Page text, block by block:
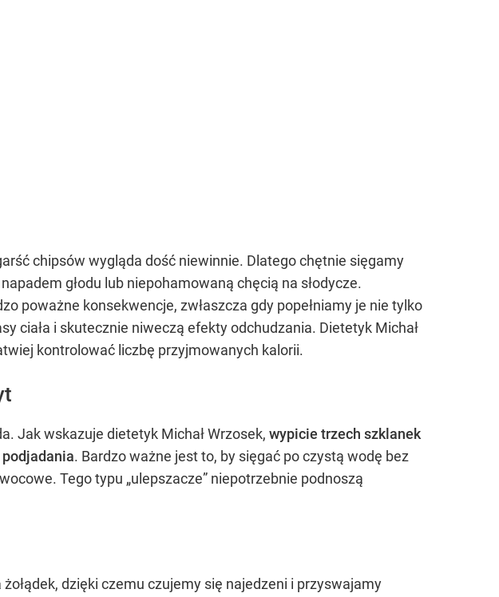
chipsów wygląda dość niewinnie. Dlatego chętnie sięgamy
głodu lub niepohamowaną chęcią na słodycze.
poważne konsekwencje, zwłaszcza gdy popełniamy je nie tylko
ciała i skutecznie niweczą efekty odchudzania. Dietetyk Michał
kontrolować liczbę przyjmowanych kalorii.
Jak wskazuje dietetyk Michał Wrzosek, wypicie trzech szklanek
. Bardzo ważne jest to, by sięgać po czystą wodę bez
Tego typu „ulepszacze” niepotrzebnie podnoszą
dzięki czemu czujemy się najedzeni i przyswajamy